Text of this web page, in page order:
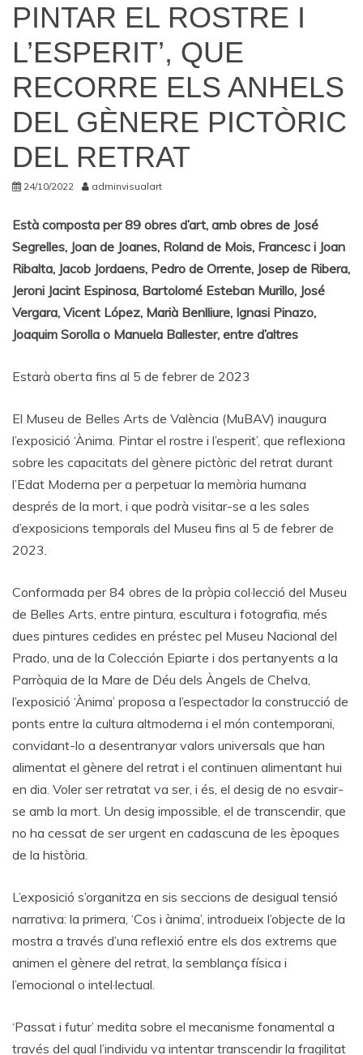
PINTAR EL ROSTRE I
L’ESPERIT’, QUE
RECORRE ELS ANHELS
DEL GÈNERE PICTÒRIC
DEL RETRAT
24/10/2022 adminvisualart
Està composta per 89 obres d’art, amb obres de José
Segrelles, Joan de Joanes, Roland de Mois, Francesc i Joan
Ribalta, Jacob Jordaens, Pedro de Orrente, Josep de Ribera,
Jeroni Jacint Espinosa, Bartolomé Esteban Murillo, José
Vergara, Vicent López, Marià Benlliure, Ignasi Pinazo,
Joaquim Sorolla o Manuela Ballester, entre d’altres
Estarà oberta fins al 5 de febrer de 2023
El Museu de Belles Arts de València (MuBAV) inaugura
l’exposició ‘Ànima. Pintar el rostre i l’esperit’, que reflexiona
sobre les capacitats del gènere pictòric del retrat durant
l’Edat Moderna per a perpetuar la memòria humana
després de la mort, i que podrà visitar-se a les sales
d’exposicions temporals del Museu fins al 5 de febrer de
2023.
Conformada per 84 obres de la pròpia col·lecció del Museu
de Belles Arts, entre pintura, escultura i fotografia, més
dues pintures cedides en préstec pel Museu Nacional del
Prado, una de la Colección Epiarte i dos pertanyents a la
Parròquia de la Mare de Déu dels Àngels de Chelva,
l’exposició ‘Ànima’ proposa a l’espectador la construcció de
ponts entre la cultura altmoderna i el món contemporani,
convidant-lo a desentranyar valors universals que han
alimentat el gènere del retrat i el continuen alimentant hui
en dia. Voler ser retratat va ser, i és, el desig de no esvair-
se amb la mort. Un desig impossible, el de transcendir, que
no ha cessat de ser urgent en cadascuna de les èpoques
de la història.
L’exposició s’organitza en sis seccions de desigual tensió
narrativa: la primera, ‘Cos i ànima’, introdueix l’objecte de la
mostra a través d’una reflexió entre els dos extrems que
animen el gènere del retrat, la semblança física i
l’emocional o intel·lectual.
‘Passat i futur’ medita sobre el mecanisme fonamental a
través del qual l’individu va intentar transcendir la fragilitat